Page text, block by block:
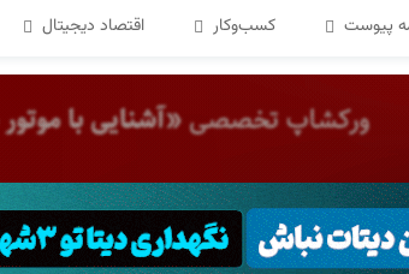
پیوست کسب‌و‌کار اقتصاد دیجیتال